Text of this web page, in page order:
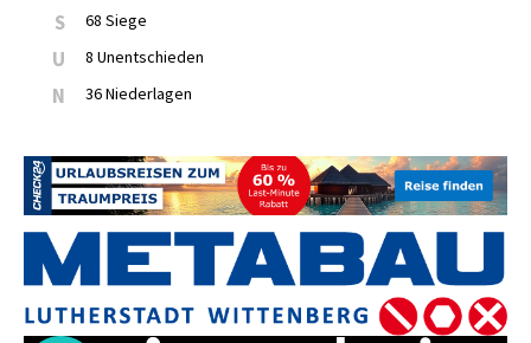
S 68 Siege
U 8 Unentschieden
N 36 Niederlagen